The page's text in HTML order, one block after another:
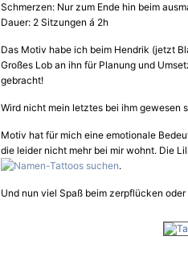
Schmerzen: Nur zum Ende hin beim
Dauer: 2 Sitzungen á 2h
Das Motiv habe ich beim Hendrik (jetzt
Großes Lob an ihn für Planung und
gebracht!
Wird nicht mein letztes bei ihm gewesen
Motiv hat für mich eine emotionale
die leider nicht mehr bei mir wohnt. Die
.
Und nun viel Spaß beim zerpflücken